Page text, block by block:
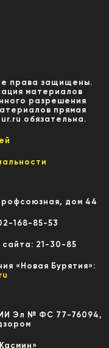
права защищены.
материалов
разрешения
прямая
обязательна.
дом 44
168-85-53
21-30-85
«Новая Бурятия»:
Эл № ФС 77-76094,